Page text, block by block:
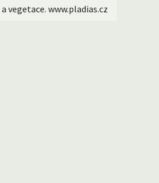
vegetace. www.pladias.cz